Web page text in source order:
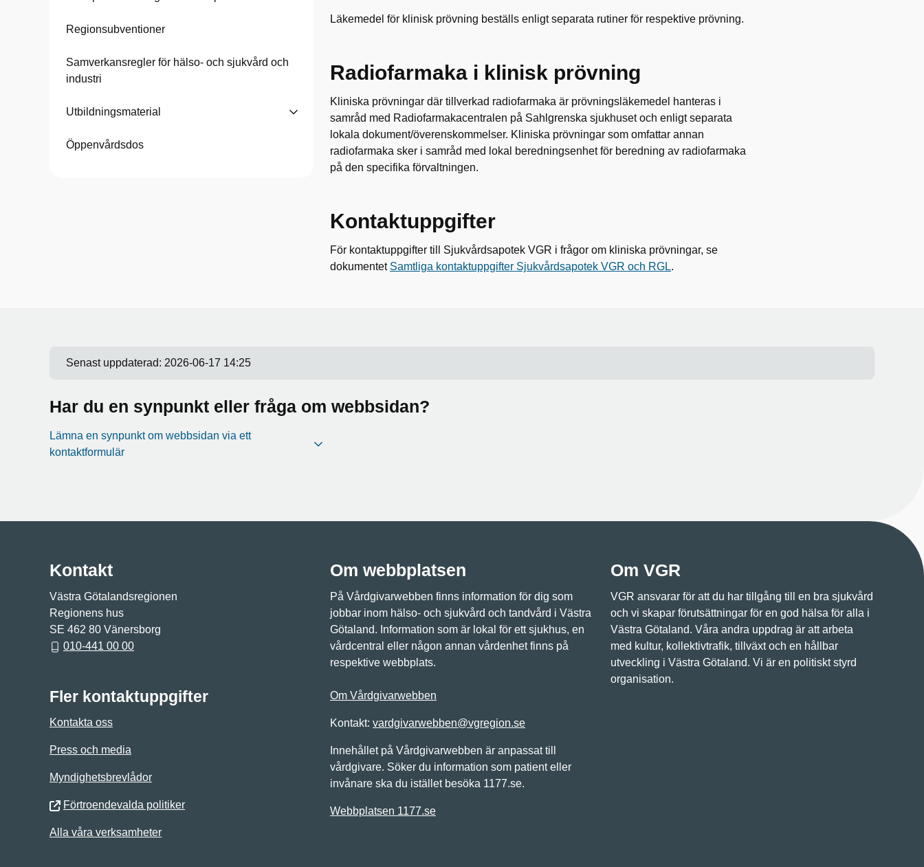
Regionsubventioner
Samverkansregler för hälso- och sjukvård och
industri
Utbildningsmaterial
Öppenvårdsdos
Läkemedel för klinisk prövning beställs enligt separata rutiner för respektive prövning.
Radiofarmaka i klinisk prövning
Kliniska prövningar där tillverkad radiofarmaka är prövningsläkemedel hanteras i
samråd med Radiofarmakacentralen på Sahlgrenska sjukhuset och enligt separata
lokala dokument/överenskommelser. Kliniska prövningar som omfattar annan
radiofarmaka sker i samråd med lokal beredningsenhet för beredning av radiofarmaka
på den specifika förvaltningen.
Kontaktuppgifter
För kontaktuppgifter till Sjukvårdsapotek VGR i frågor om kliniska prövningar, se
dokumentet Samtliga kontaktuppgifter Sjukvårdsapotek VGR och RGL.
Senast uppdaterad: 2026-06-17 14:25
Har du en synpunkt eller fråga om webbsidan?
Lämna en synpunkt om webbsidan via ett
kontaktformulär
Kontakt
Västra Götalandsregionen
Regionens hus
SE 462 80 Vänersborg
010-441 00 00
Fler kontaktuppgifter
Kontakta oss
Press och media
Myndighetsbrevlådor
Förtroendevalda politiker
Alla våra verksamheter
Om webbplatsen
På Vårdgivarwebben finns information för dig som
jobbar inom hälso- och sjukvård och tandvård i Västra
Götaland. Information som är lokal för ett sjukhus, en
vårdcentral eller någon annan vårdenhet finns på
respektive webbplats.
Om Vårdgivarwebben
Kontakt: vardgivarwebben@vgregion.se
Innehållet på Vårdgivarwebben är anpassat till
vårdgivare. Söker du information som patient eller
invånare ska du istället besöka 1177.se.
Webbplatsen 1177.se
Om VGR
VGR ansvarar för att du har tillgång till en bra sjukvård
och vi skapar förutsättningar för en god hälsa för alla i
Västra Götaland. Våra andra uppdrag är att arbeta
med kultur, kollektivtrafik, tillväxt och en hållbar
utveckling i Västra Götaland. Vi är en politiskt styrd
organisation.